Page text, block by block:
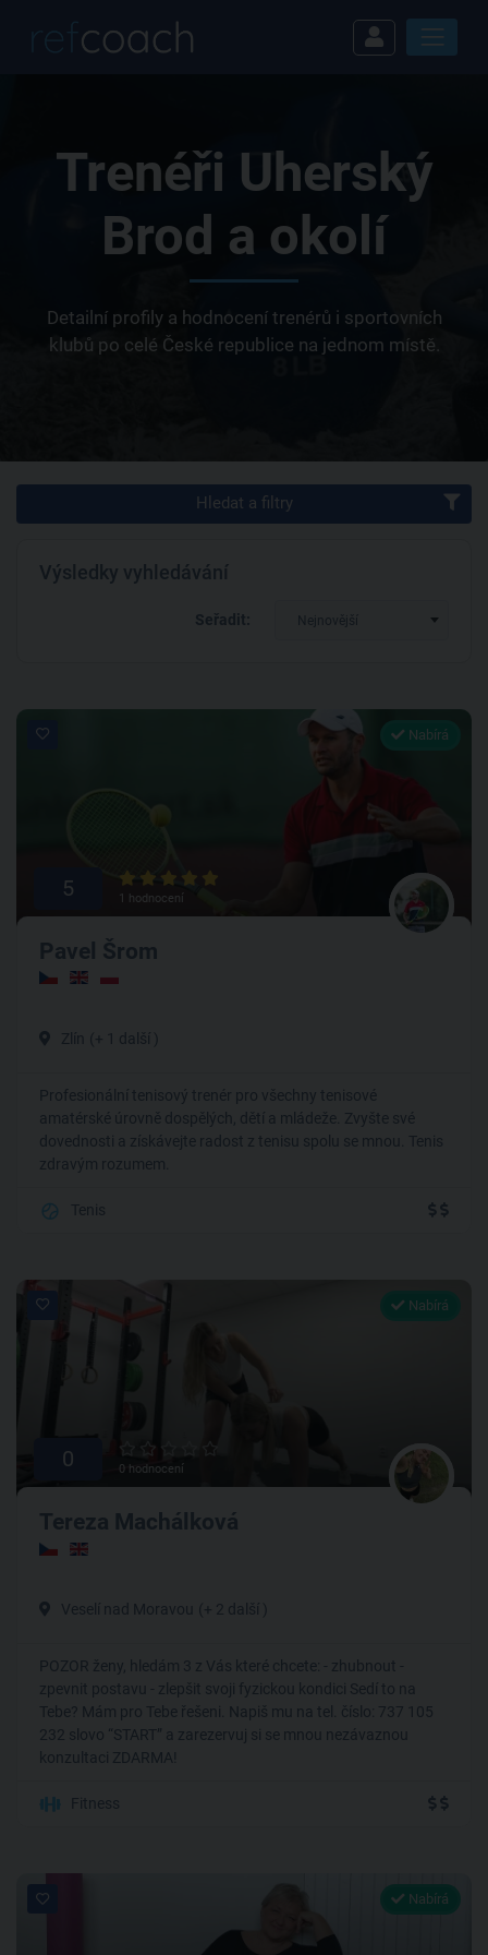
Trenéři Uherský
Brod a okolí
Detailní profily a hodnocení trenérů i sportovních
klubů po celé České republice na jednom místě.
Hledat a filtry
Výsledky vyhledávání
Seřadit: Nejnovější
Nabírá
5 1 hodnocení
Pavel Šrom
Zlín (+ 1 další )
Profesionální tenisový trenér pro všechny tenisové
amatérské úrovně dospělých, dětí a mládeže. Zvyšte své
dovednosti a získávejte radost z tenisu spolu se mnou. Tenis
zdravým rozumem.
Tenis
Nabírá
0 0 hodnocení
Tereza Machálková
Veselí nad Moravou (+ 2 další )
POZOR ženy, hledám 3 z Vás které chcete: - zhubnout -
zpevnit postavu - zlepšit svoji fyzickou kondici Sedí to na
Tebe? Mám pro Tebe řešeni. Napiš mu na tel. číslo: 737 105
232 slovo “START” a zarezervuj si se mnou nezávaznou
konzultaci ZDARMA!
Fitness
Nabírá